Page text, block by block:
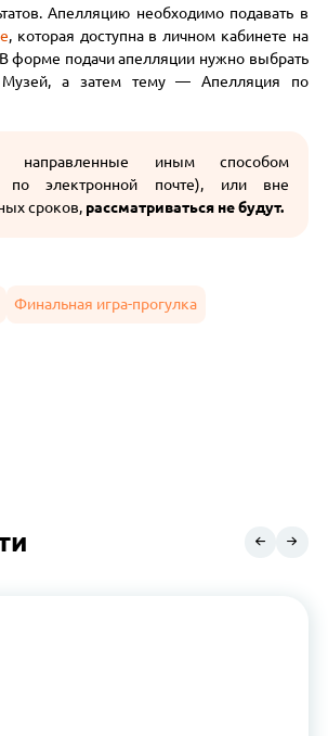
Апелляцию необходимо подавать в
, которая доступна в личном кабинете на
форме подачи апелляции нужно выбрать
а затем тему — Апелляция по
направленные иным способом
по электронной почте), или вне
сроков, рассматриваться не будут.
Финальная игра-прогулка